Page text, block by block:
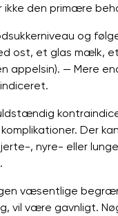
den primære
og
ost, et glas mælk,
appelsin). — Mere
Der
, nyre- eller
væsentlige
vil være gavnligt.